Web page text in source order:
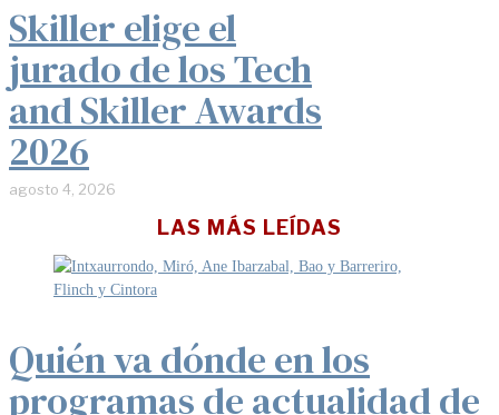
Skiller elige el
jurado de los Tech
and Skiller Awards
2026
agosto 4, 2026
LAS MÁS LEÍDAS
Quién va dónde en los
programas de actualidad de